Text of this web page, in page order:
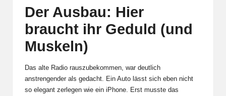
Der Ausbau: Hier
braucht ihr Geduld (und
Muskeln)
Das alte Radio rauszubekommen, war deutlich
anstrengender als gedacht. Ein Auto lässt sich eben nicht
so elegant zerlegen wie ein iPhone. Erst musste das